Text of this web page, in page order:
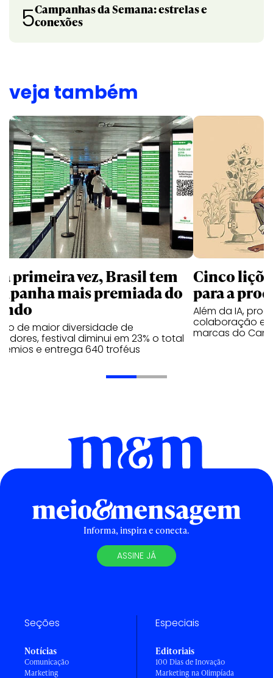
5Campanhas da Semana: estrelas e
conexões
veja também
primeira vez, Brasil tem
mais premiada do
de maior diversidade de
festival diminui em 23% o total
e entrega 640 troféus
Cinco
para a
Além da IA,
colaboração e
marcas do
Informa, inspira e conecta.
ASSINE JÁ
Seções
Notícias
Comunicação
Marketing
Especiais
Editoriais
100 Dias de Inovação
Marketing na Olimpíada